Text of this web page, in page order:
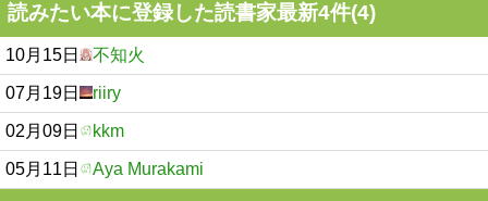
読みたい本に登録した読書家最新4件(4)
10月15日 不知火
07月19日 riiry
02月09日 kkm
05月11日 Aya Murakami